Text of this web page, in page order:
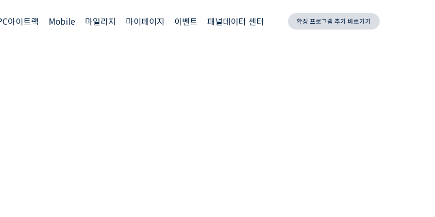
아이트랙 Mobile 마일리지 마이페이지 이벤트 패널데이터 센터 확장 프로그램 추가 바로가기